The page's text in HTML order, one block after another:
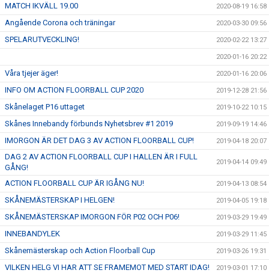
MATCH IKVÄLL 19.00 2020-08-19 16:58
Angående Corona och träningar 2020-03-30 09:56
SPELARUTVECKLING! 2020-02-22 13:27
2020-01-16 20:22
Våra tjejer äger! 2020-01-16 20:06
INFO OM ACTION FLOORBALL CUP 2020 2019-12-28 21:56
Skånelaget P16 uttaget 2019-10-22 10:15
Skånes Innebandy förbunds Nyhetsbrev #1 2019 2019-09-19 14:46
IMORGON ÄR DET DAG 3 AV ACTION FLOORBALL CUP! 2019-04-18 20:07
DAG 2 AV ACTION FLOORBALL CUP I HALLEN ÄR I FULL
GÅNG!
2019-04-14 09:49
ACTION FLOORBALL CUP ÄR IGÅNG NU! 2019-04-13 08:54
SKÅNEMÄSTERSKAP I HELGEN! 2019-04-05 19:18
SKÅNEMÄSTERSKAP IMORGON FÖR P02 OCH P06! 2019-03-29 19:49
INNEBANDYLEK 2019-03-29 11:45
Skånemästerskap och Action Floorball Cup 2019-03-26 19:31
VILKEN HELG VI HAR ATT SE FRAMEMOT MED START IDAG! 2019-03-01 17:10